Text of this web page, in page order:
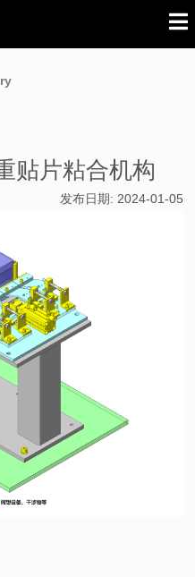
贴片粘合机构
发布日期: 2024-01-05